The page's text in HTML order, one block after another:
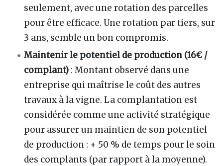
seulement, avec une rotation des parcelles
pour être efficace. Une rotation par tiers, sur
3 ans, semble un bon compromis.
Maintenir le potentiel de production (16€ /
complant) : Montant observé dans une
entreprise qui maîtrise le coût des autres
travaux à la vigne. La complantation est
considérée comme une activité stratégique
pour assurer un maintien de son potentiel
de production : + 50 % de temps pour le soin
des complants (par rapport à la moyenne).